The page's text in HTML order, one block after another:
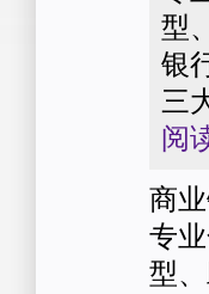
型
银
三
阅
商
专
型